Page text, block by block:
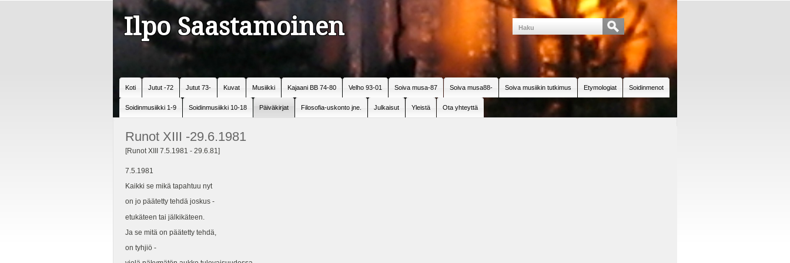
Ilpo Saastamoinen
Koti Jutut -72 Jutut 73- Kuvat Musiikki Kajaani BB 74-80 Velho 93-01 Soiva musa-87 Soiva musa88- Soiva musiikin tutkimus Etymologiat Soidinmenot
Soidinmusiikki 1-9 Soidinmusiikki 10-18 Päiväkirjat Filosofia-uskonto jne. Julkaisut Yleistä Ota yhteyttä
Runot XIII -29.6.1981
[Runot XIII 7.5.1981 - 29.6.81]
7.5.1981
Kaikki se mikä tapahtuu nyt
on jo päätetty tehdä joskus -
etukäteen tai jälkikäteen.
Ja se mitä on päätetty tehdä,
on tyhjiö -